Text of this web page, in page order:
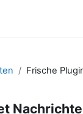
Frische